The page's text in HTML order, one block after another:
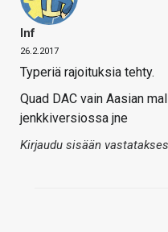
Inf
26.2.2017
Typeriä rajoituksia tehty.
Quad DAC vain Aasian
jenkkiversiossa jne
Kirjaudu sisään